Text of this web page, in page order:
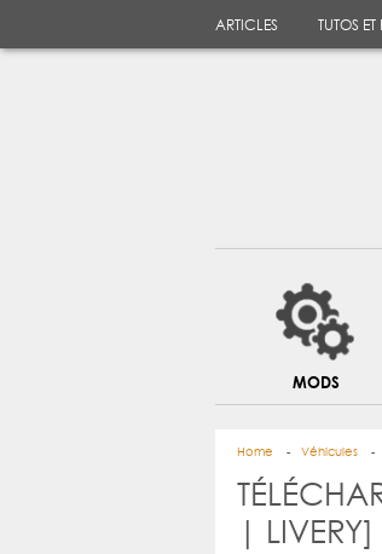
ARTICLES TUTOS
MODS
Home Véhicules
| LIVERY]